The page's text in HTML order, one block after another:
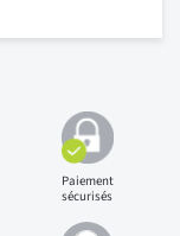
Paiement
sécurisés